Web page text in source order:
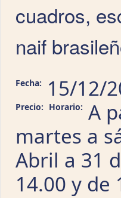
cuadros,
naif
Fecha: 15/12/
Precio: Horario: A
martes a
Abril a 31
14.00 y de